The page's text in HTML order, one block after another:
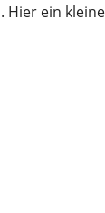
Hier ein